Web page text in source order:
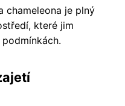
chameleona je plný
které jim